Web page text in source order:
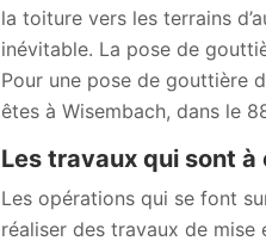
la toiture vers les terrains
inévitable. La pose de
Pour une pose de gouttière
êtes à Wisembach, dans le
Les travaux qui sont
Les opérations qui se font
réaliser des travaux de